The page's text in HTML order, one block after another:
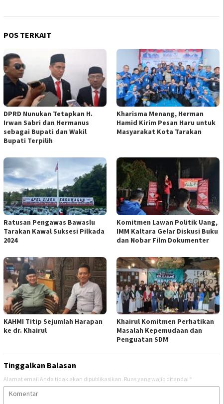
POS TERKAIT
DPRD Nunukan Tetapkan H.
Irwan Sabri dan Hermanus
sebagai Bupati dan Wakil
Bupati Terpilih
Kharisma Menang, Herman
Hamid Kirim Pesan Haru untuk
Masyarakat Kota Tarakan
Ratusan Pengawas Bawaslu
Tarakan Kawal Suksesi Pilkada
2024
Komitmen Lawan Politik Uang,
IMM Kaltara Gelar Diskusi Buku
dan Nobar Film Dokumenter
KAHMI Titip Sejumlah Harapan
ke dr. Khairul
Khairul Komitmen Perhatikan
Masalah Kepemudaan dan
Penguatan SDM
Tinggalkan Balasan
Alamat email Anda tidak akan dipublikasikan. Ruas yang wajib ditandai *